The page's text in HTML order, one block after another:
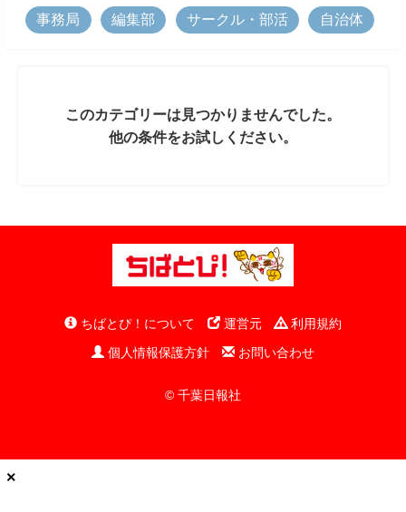
事務局 編集部 サークル・部活 自治体
このカテゴリーは見つかりませんでした。
他の条件をお試しください。
ちばとぴ！について 運営元
利用規約
個人情報保護方針
お問い合わせ
© 千葉日報社
×